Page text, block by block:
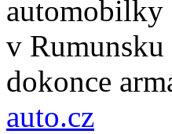
automobilky
v Rumunsku
dokonce
auto.cz